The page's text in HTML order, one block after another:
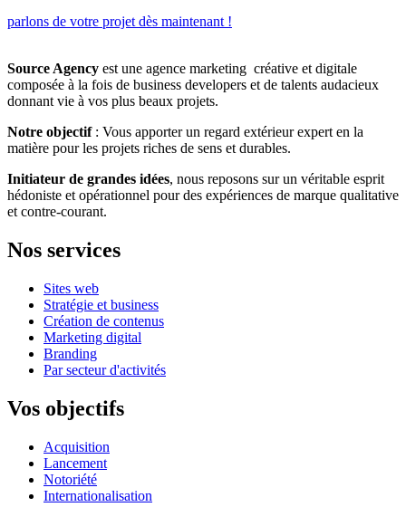
parlons de votre projet dès maintenant !
Source Agency est une agence marketing créative et digitale
composée à la fois de business developers et de talents audacieux
donnant vie à vos plus beaux projets.
Notre objectif: Vous apporter un regard extérieur expert en la
matière pour les projets riches de sens et durables.
Initiateur de grandes idées, nous reposons sur un véritable esprit
hédoniste et opérationnel pour des expériences de marque qualitative
et contre-courant.
Nos services
Sites web
Stratégie et business
Création de contenus
Marketing digital
Branding
Par secteur d'activités
Vos objectifs
Acquisition
Lancement
Notoriété
Internationalisation